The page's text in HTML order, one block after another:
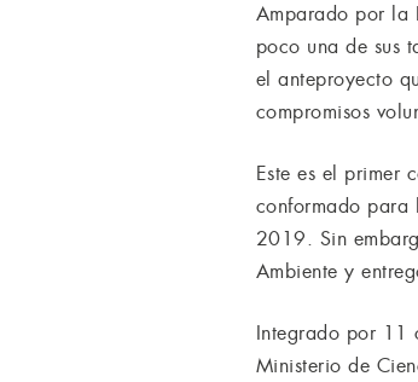
Amparado por la
poco una de sus
el anteproyecto
compromisos
Este es el primer
conformado para
2019. Sin
Ambiente y
Integrado por 11
Ministerio de